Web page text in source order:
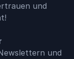
und
und